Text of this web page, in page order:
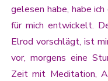
gelesen habe, habe
für mich entwickelt.
Elrod vorschlägt, ist
vor, morgens eine
Zeit mit Meditation,